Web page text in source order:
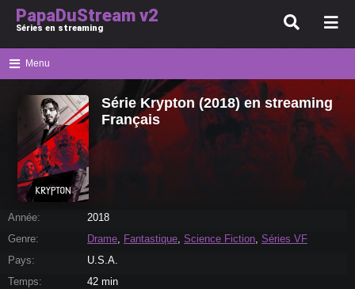
PapaDuStream v2
Séries en streaming
Menu
Série Krypton (2018) en streaming
Français
Année:
2018
Genre:
Drame, Fantastique, Science Fiction, Séries VF
Pays:
U.S.A.
Temps:
42 min